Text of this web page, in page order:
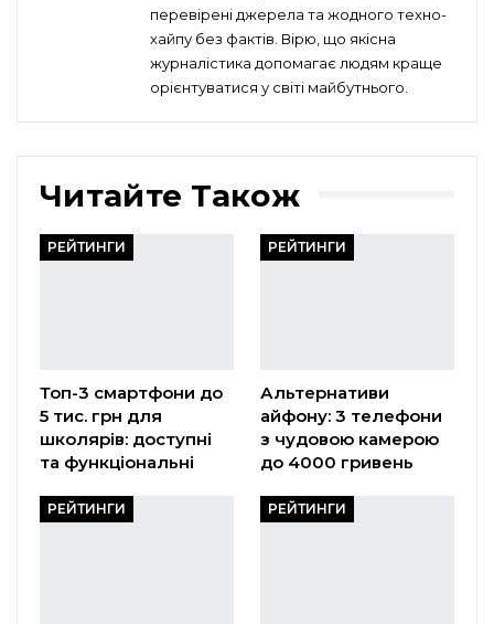
перевірені джерела та жодного техно-
хайпу без фактів. Вірю, що якісна
журналістика допомагає людям краще
орієнтуватися у світі майбутнього.
Читайте Також
РЕЙТИНГИ
Топ-3 смартфони до
5 тис. грн для
школярів: доступні
та функціональні
РЕЙТИНГИ
Альтернативи
айфону: 3 телефони
з чудовою камерою
до 4000 гривень
РЕЙТИНГИ РЕЙТИНГИ